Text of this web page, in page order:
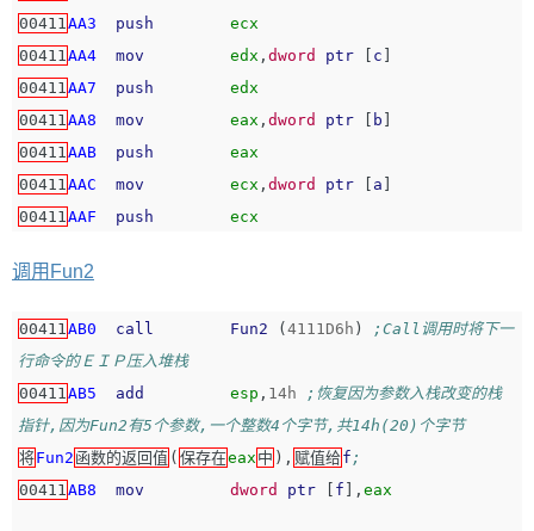
00411AA3 push
ecx
00411AA4 mov edx , dword ptr c
00411AA7 push
edx
00411AA8 mov eax , dword ptr b
00411AAB push
eax
00411AAC mov ecx , dword ptr a
00411AAF push ecx
调用Fun2
00411AB0 call Fun2 ( 4111D6h )
;Call调用时将下一
行命令的ＥＩＰ压入堆栈
00411AB5 add esp , 14h
;恢复因为参数入栈改变的栈
指针,因为Fun2有5个参数,一个整数4个字节,共14h(20)个字节
将Fun2 函数的返回值 ( 保存在eax 中 ), 赋值给f ;
00411AB8 mov dword ptr f ], eax